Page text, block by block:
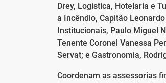
Drey, Logística, Hotelaria e
a Incêndio, Capitão
Institucionais, Paulo Miguel
Tenente Coronel Vanessa
Servat; e Gastronomia,
Coordenam as assessorias